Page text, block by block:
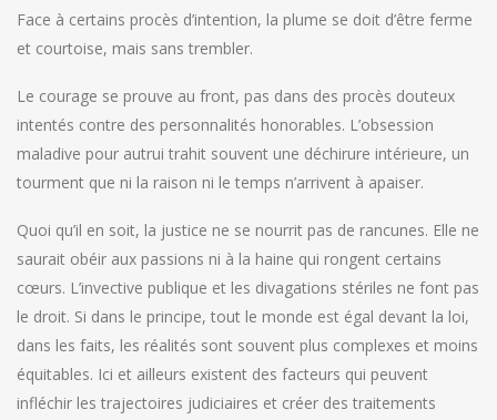
Face à certains procès d’intention, la plume se doit d’être ferme
et courtoise, mais sans trembler.
Le courage se prouve au front, pas dans des procès douteux
intentés contre des personnalités honorables. L’obsession
maladive pour autrui trahit souvent une déchirure intérieure, un
tourment que ni la raison ni le temps n’arrivent à apaiser.
Quoi qu’il en soit, la justice ne se nourrit pas de rancunes. Elle ne
saurait obéir aux passions ni à la haine qui rongent certains
cœurs. L’invective publique et les divagations stériles ne font pas
le droit. Si dans le principe, tout le monde est égal devant la loi,
dans les faits, les réalités sont souvent plus complexes et moins
équitables. Ici et ailleurs existent des facteurs qui peuvent
infléchir les trajectoires judiciaires et créer des traitements